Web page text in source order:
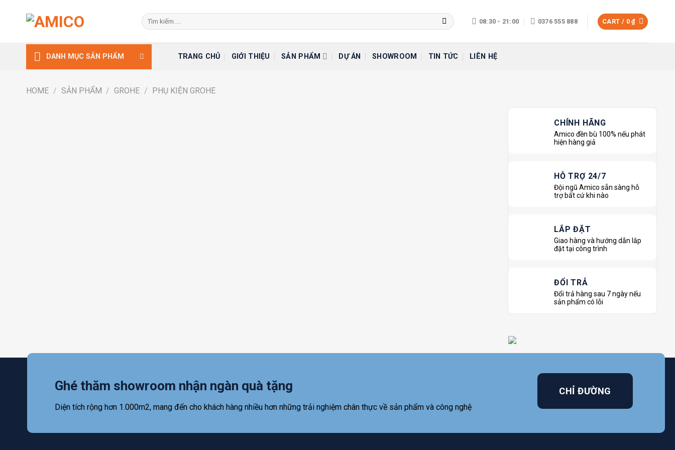
Search
for:
08:30 - 21:00 0376 555 888 CART / 0₫
DANH MỤC SẢN PHẨM TRANG CHỦ GIỚI THIỆU SẢN PHẨM DỰ ÁN SHOWROOM TIN TỨC LIÊN HỆ
HOME / SẢN PHẨM / GROHE / PHỤ KIỆN GROHE
CHÍNH HÃNG
Amico đền bù 100% nếu phát
hiện hàng giả
HỖ TRỢ 24/7
Đội ngũ Amico sẵn sàng hỗ
trợ bất cứ khi nào
LẮP ĐẶT
Giao hàng và hướng dẫn lắp
đặt tại công trình
ĐỔI TRẢ
Đổi trả hàng sau 7 ngày nếu
sản phẩm có lỗi
Ghé thăm showroom nhận ngàn quà tặng
Diện tích rộng hơn 1.000m2, mang đến cho khách hàng nhiều hơn những trải nghiệm chân thực về sản phẩm và công nghệ
CHỈ ĐƯỜNG